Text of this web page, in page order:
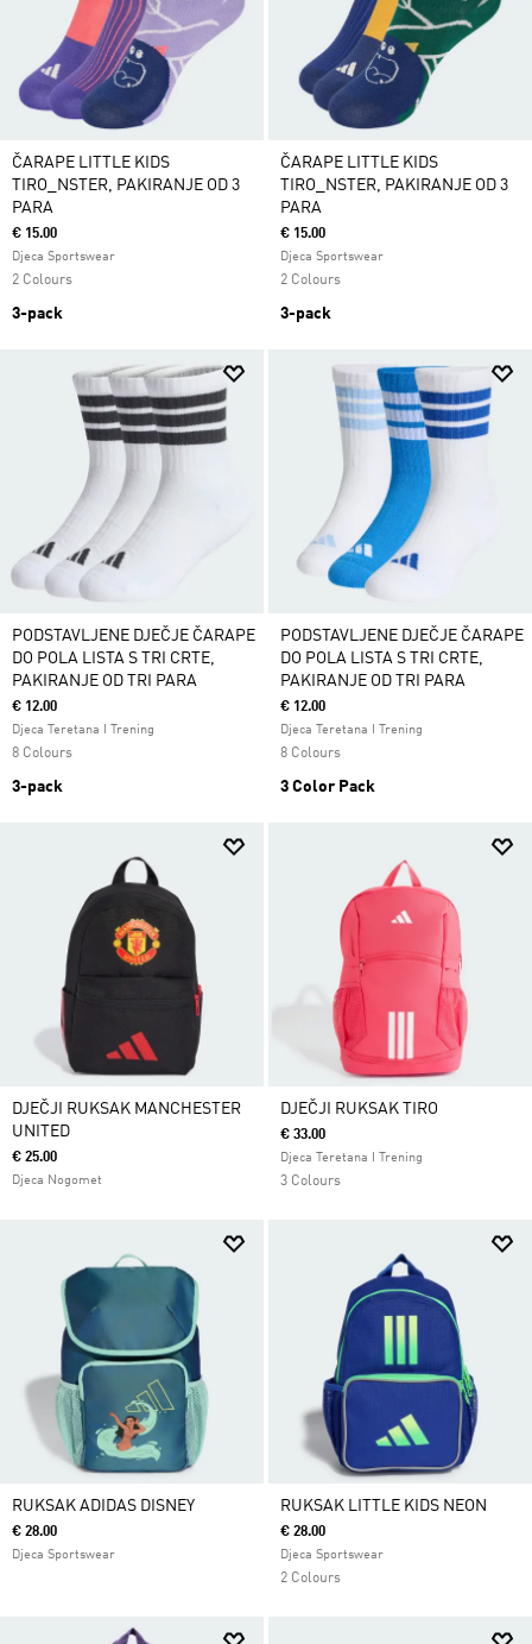
ČARAPE LITTLE KIDS
TIRO_NSTER, PAKIRANJE OD 3
PARA
€ 15.00
Djeca Sportswear
2 Colours
3-pack
ČARAPE LITTLE KIDS
TIRO_NSTER, PAKIRANJE OD 3
PARA
€ 15.00
Djeca Sportswear
2 Colours
3-pack
PODSTAVLJENE DJEČJE ČARAPE
DO POLA LISTA S TRI CRTE,
PAKIRANJE OD TRI PARA
€ 12.00
Djeca Teretana I Trening
8 Colours
3-pack
PODSTAVLJENE DJEČJE ČARAPE
DO POLA LISTA S TRI CRTE,
PAKIRANJE OD TRI PARA
€ 12.00
Djeca Teretana I Trening
8 Colours
3 Color Pack
DJEČJI RUKSAK MANCHESTER
UNITED
€ 25.00
Djeca Nogomet
DJEČJI RUKSAK TIRO
€ 33.00
Djeca Teretana I Trening
3 Colours
RUKSAK ADIDAS DISNEY
€ 28.00
Djeca Sportswear
RUKSAK LITTLE KIDS NEON
€ 28.00
Djeca Sportswear
2 Colours